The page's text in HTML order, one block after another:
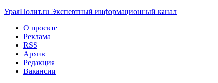
УралПолит.ru Экспертный информационный канал
О проекте
Реклама
RSS
Архив
Редакция
Вакансии